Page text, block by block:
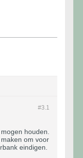
#3. 1
houden.
om voor
eindigen.